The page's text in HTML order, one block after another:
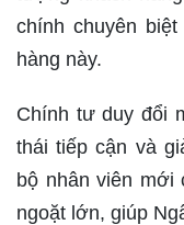
chính chuyên
hàng này.
Chính tư duy đổi
thái tiếp cận và
bộ nhân viên
ngoặt lớn, giúp